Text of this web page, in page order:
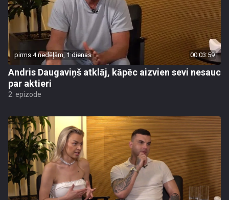
pirms 4 nedēļām, 1 dienas 00:03:59
Andris Daugaviņš atklāj, kāpēc aizvien sevi nesauc
par aktieri
2. epizode